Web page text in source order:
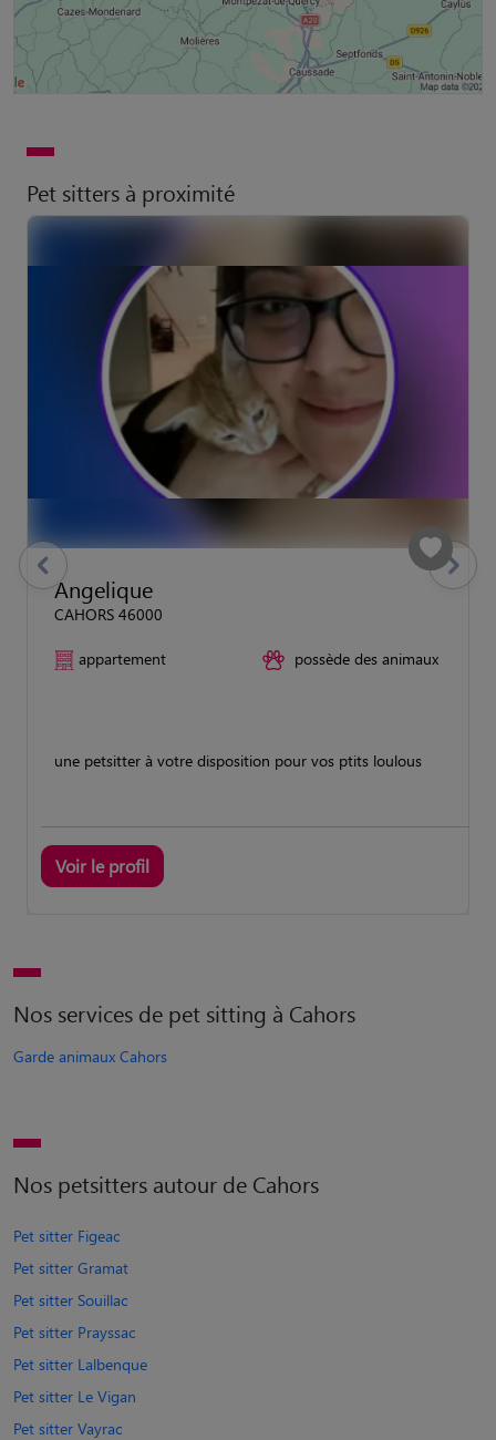
Pet sitters à proximité
Angelique
CAHORS 46000
appartement possède des animaux
une petsitter à votre disposition pour vos ptits loulous
Voir le profil
previous Suivant
Nos services de pet sitting à Cahors
Garde animaux Cahors
Nos petsitters autour de Cahors
Pet sitter Figeac
Pet sitter Gramat
Pet sitter Souillac
Pet sitter Prayssac
Pet sitter Lalbenque
Pet sitter Le Vigan
Pet sitter Vayrac